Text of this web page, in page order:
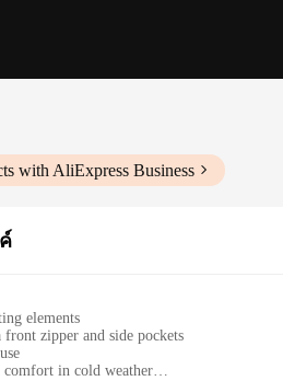
with AliExpress Business
elements
zipper and side pockets
comfort in cold weather